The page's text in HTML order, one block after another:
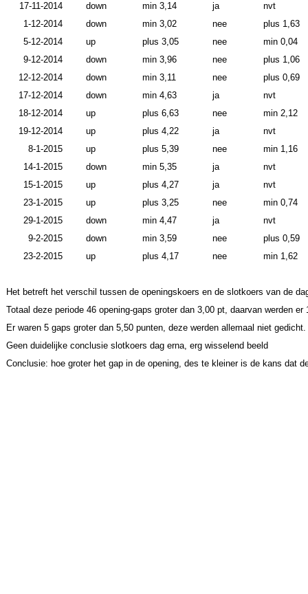
17-11-2014
down min 3,14 ja
nvt
1-12-2014
down min 3,02 nee
plus 1,63
5-12-2014
up plus 3,05 nee
min 0,04
9-12-2014
down min 3,96 nee
plus 1,06
12-12-2014
down min 3,11 nee
plus 0,69
17-12-2014
down min 4,63 ja
nvt
18-12-2014
up plus 6,63 nee
min 2,12
19-12-2014
up plus 4,22 ja
nvt
8-1-2015
up plus 5,39 nee
min 1,16
14-1-2015
down min 5,35 ja
nvt
15-1-2015
up plus 4,27 ja
nvt
23-1-2015
up plus 3,25 nee
min 0,74
29-1-2015
down min 4,47 ja
nvt
9-2-2015
down min 3,59 nee
plus 0,59
23-2-2015
up plus 4,17 nee min 1,62
Het betreft het verschil tussen de openingskoers en de slotkoers van de
Totaal deze periode 46 opening-gaps groter dan 3,00 pt, daarvan werden
Er waren 5 gaps groter dan 5,50 punten, deze werden allemaal niet gedicht.
Geen duidelijke conclusie slotkoers dag erna, erg wisselend beeld
Conclusie: hoe groter het gap in de opening, des te kleiner is de kans dat